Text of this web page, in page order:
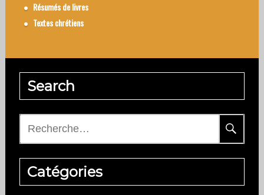
Résumés de livres
Textes chrétiens
Search
Rechercher :
Catégories